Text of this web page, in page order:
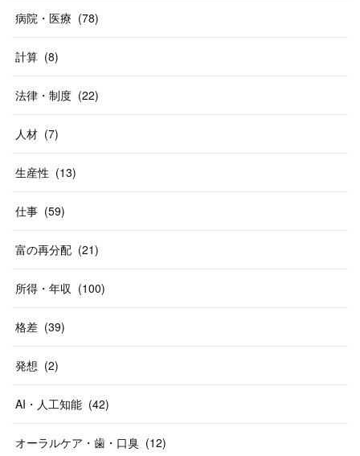
病院・医療 (78)
計算 (8)
法律・制度 (22)
人材 (7)
生産性 (13)
仕事 (59)
富の再分配 (21)
所得・年収 (100)
格差 (39)
発想 (2)
AI・人工知能 (42)
オーラルケア・歯・口臭 (12)